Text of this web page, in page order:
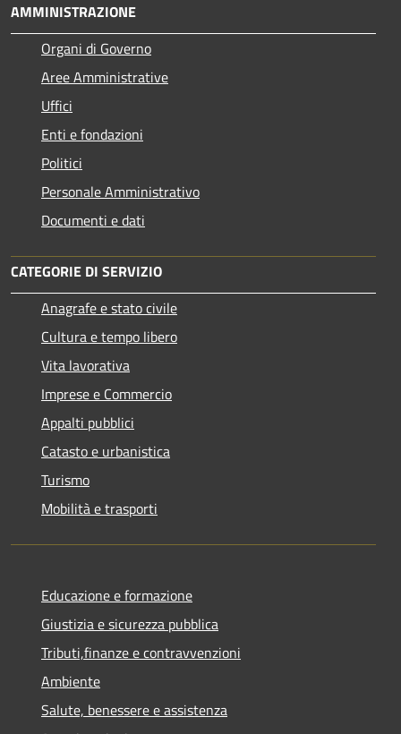
AMMINISTRAZIONE
Organi di Governo
Aree Amministrative
Uffici
Enti e fondazioni
Politici
Personale Amministrativo
Documenti e dati
CATEGORIE DI SERVIZIO
Anagrafe e stato civile
Cultura e tempo libero
Vita lavorativa
Imprese e Commercio
Appalti pubblici
Catasto e urbanistica
Turismo
Mobilità e trasporti
Educazione e formazione
Giustizia e sicurezza pubblica
Tributi,finanze e contravvenzioni
Ambiente
Salute, benessere e assistenza